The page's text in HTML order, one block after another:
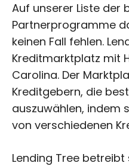
Auf unserer Liste der
Partnerprogramme
keinen Fall fehlen.
Kreditmarktplatz mit
Carolina. Der
Kreditgebern, die
auszuwählen, indem
von verschiedenen
Lending Tree